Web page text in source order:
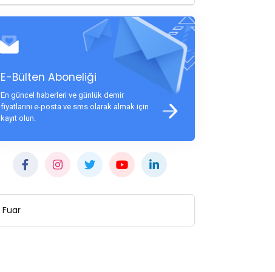
E-Bülten Aboneliği
En güncel haberleri ve günlük demir
fiyatlarını e-posta ve sms olarak almak için
kayıt olun.
Fuar